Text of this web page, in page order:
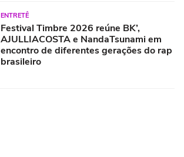
ENTRETÊ
Festival Timbre 2026 reúne BK’,
AJULLIACOSTA e NandaTsunami em
encontro de diferentes gerações do rap
brasileiro